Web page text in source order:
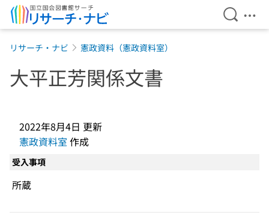
検索を
メ
リサーチ・ナビ 憲政資料（憲政資料室）
大平正芳関係文書
2022年8月4日 更新
憲政資料室 作成
受入事項
所蔵